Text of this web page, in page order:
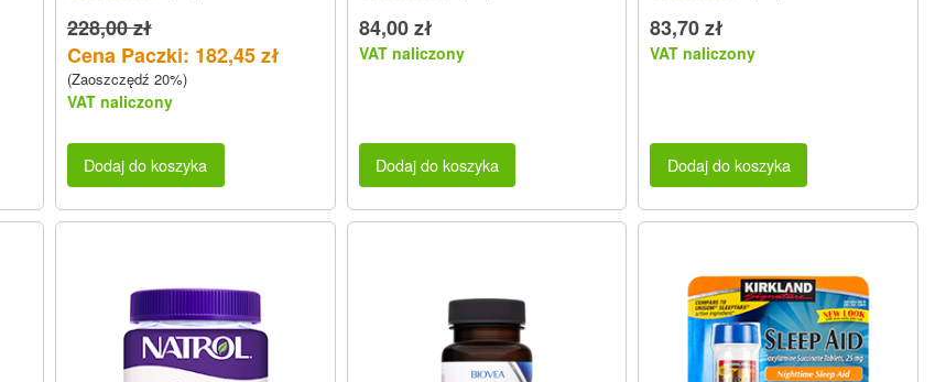
228,00 zł
Cena Paczki: 182,45 zł
(Zaoszczędź 20%)
VAT naliczony
Dodaj do koszyka
84,00 zł
VAT naliczony
Dodaj do koszyka
83,70 zł
VAT naliczony
Dodaj do koszyka